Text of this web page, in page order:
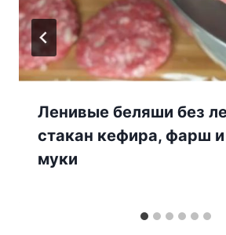
Ленивые беляши без
стакан кефира, фарш
муки